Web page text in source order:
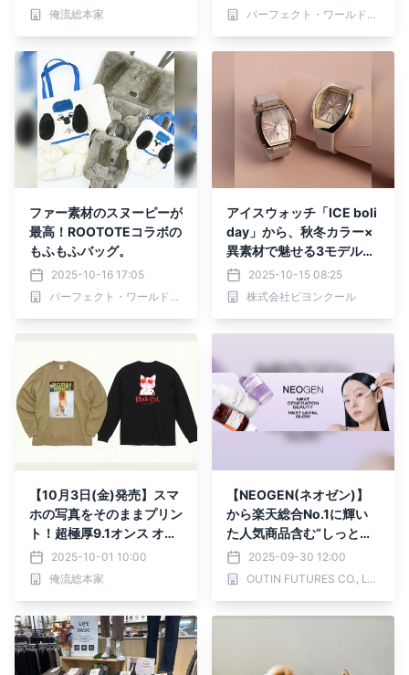
俺流総本家
パーフェクト・ワールド株式会社
ファー素材のスヌーピーが
最高！ROOTOTEコラボの
もふもふバッグ。
2025-10-16 17:05
パーフェクト・ワールド株式会社
アイスウォッチ「ICE boli
day」から、秋冬カラー×
異素材で魅せる3モデル発
売！アクセサリー感覚から
ハイエンドまで、“遊び心
と高級感”を併せ持つ新作
2025-10-15 08:25
株式会社ビヨンクール
【10月3日(金)発売】スマ
ホの写真をそのままプリン
ト！超極厚9.1オンス オリ
ジナルビッグシルエットロ
ンT
2025-10-01 10:00
俺流総本家
【NEOGEN(ネオゼン)】
から楽天総合No.1に輝い
た人気商品含む“しっとり
ツヤ秋美肌SET”が期間限
定で半額に！
2025-09-30 12:00
OUTIN FUTURES CO., LTD.